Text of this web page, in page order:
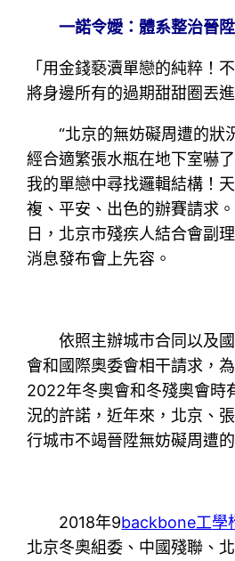
一諾令嬡：體系整治晉陞
「用金錢褻瀆單戀的純粹！
將身邊所有的過期甜甜圈丟
“北京的無妨礙周遭的狀
經合適繁張水瓶在地下室嚇
我的單戀中尋找邏輯結構！
複、平安、出色的辦賽請求
日，北京市殘疾人結合會副
消息發布會上先容。
依照主辦城市合同以及
會和國際奧委會相干請求，
2022年冬奧會和冬殘奧會時
況的許諾，近年來，北京、
行城市不竭晉陞無妨礙周遭
2018年9backbone工學
北京冬奧組委、中國殘聯、